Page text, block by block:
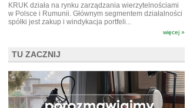
KRUK działa na rynku zarządzania wierzytelnościami
w Polsce i Rumunii. Głównym segmentem działalności
spółki jest zakup i windykacja portfeli...
więcej »
TU ZACZNIJ